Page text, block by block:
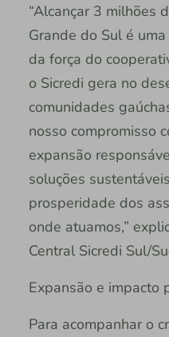
“Alcançar 3 milhões
Grande do Sul é
da força do
o Sicredi gera no
comunidades
nosso compromisso
expansão
soluções
prosperidade dos
onde atuamos,”
Central Sicredi Sul/
Expansão e impacto
Para acompanhar o